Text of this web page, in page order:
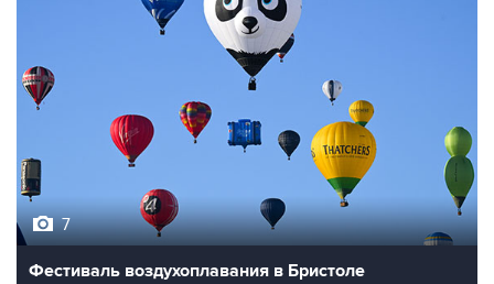
7
Фестиваль воздухоплавания в Бристоле